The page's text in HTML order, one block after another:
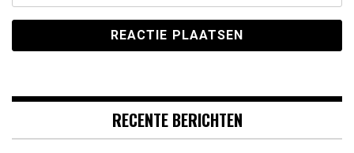
RECENTE BERICHTEN